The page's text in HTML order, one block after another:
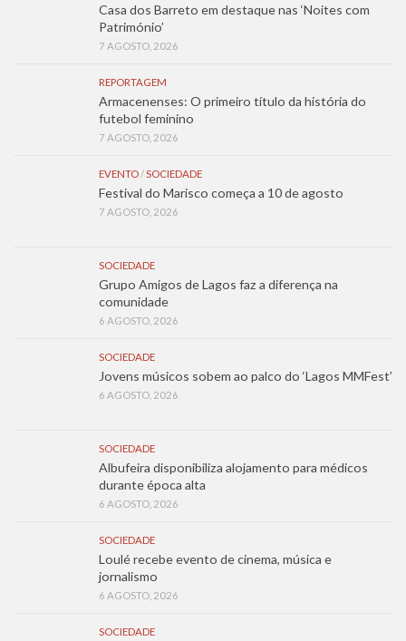
Casa dos Barreto em destaque nas ‘Noites com
Património’
7 AGOSTO, 2026
REPORTAGEM
Armacenenses: O primeiro título da história do
futebol feminino
7 AGOSTO, 2026
EVENTO/SOCIEDADE
Festival do Marisco começa a 10 de agosto
7 AGOSTO, 2026
SOCIEDADE
Grupo Amigos de Lagos faz a diferença na
comunidade
6 AGOSTO, 2026
SOCIEDADE
Jovens músicos sobem ao palco do ‘Lagos MMFest’
6 AGOSTO, 2026
SOCIEDADE
Albufeira disponibiliza alojamento para médicos
durante época alta
6 AGOSTO, 2026
SOCIEDADE
Loulé recebe evento de cinema, música e
jornalismo
6 AGOSTO, 2026
SOCIEDADE